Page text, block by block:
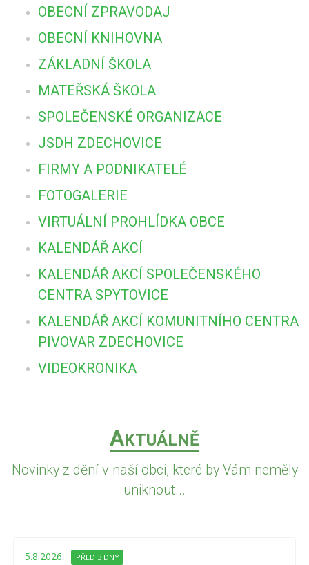
OBECNÍ ZPRAVODAJ
OBECNÍ KNIHOVNA
ZÁKLADNÍ ŠKOLA
MATEŘSKÁ ŠKOLA
SPOLEČENSKÉ ORGANIZACE
JSDH ZDECHOVICE
FIRMY A PODNIKATELÉ
FOTOGALERIE
VIRTUÁLNÍ PROHLÍDKA OBCE
KALENDÁŘ AKCÍ
KALENDÁŘ AKCÍ SPOLEČENSKÉHO
CENTRA SPYTOVICE
KALENDÁŘ AKCÍ KOMUNITNÍHO CENTRA
PIVOVAR ZDECHOVICE
VIDEOKRONIKA
AKTUÁLNĚ
Novinky z dění v naší obci, které by Vám neměly
uniknout...
5.8.2026 PŘED 3 DNY